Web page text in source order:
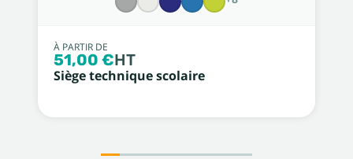
À PARTIR DE
51,00 €HT
Siège technique scolaire